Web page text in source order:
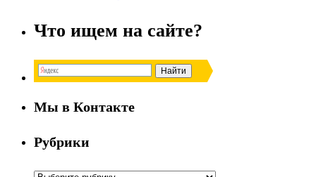
Что ищем на сайте?
Мы в Контакте
Рубрики